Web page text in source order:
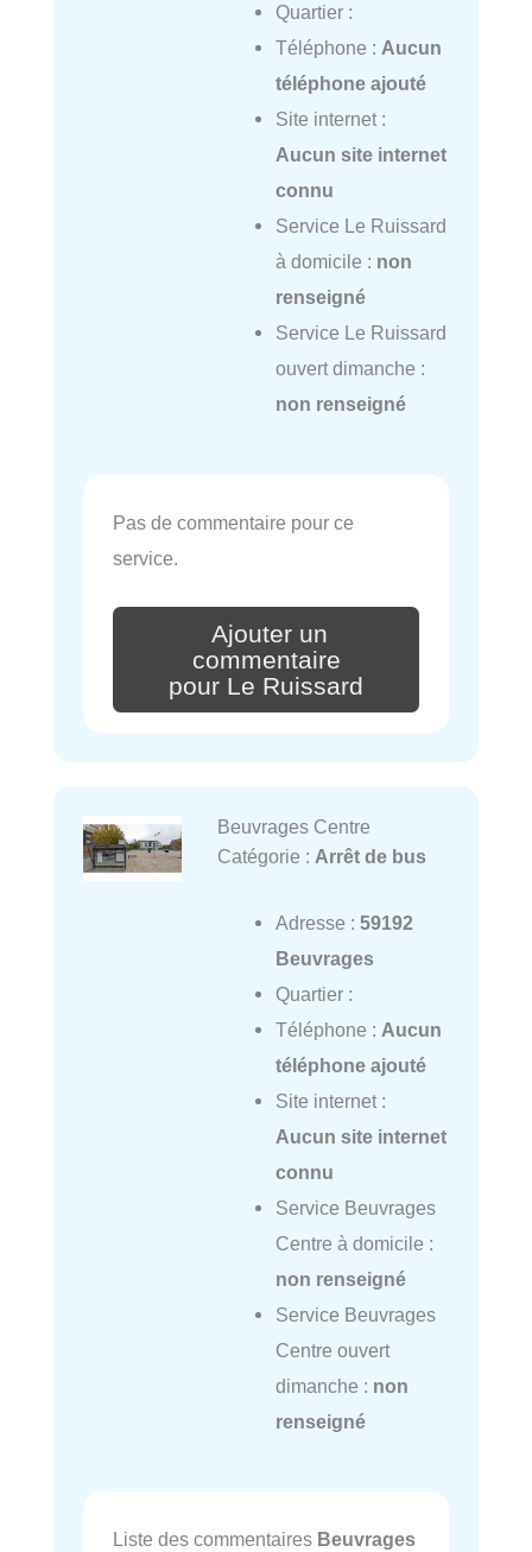
Quartier :
Téléphone : Aucun
téléphone ajouté
Site internet :
Aucun site internet
connu
Service Le Ruissard
à domicile : non
renseigné
Service Le Ruissard
ouvert dimanche :
non renseigné
Pas de commentaire pour ce
service.
Ajouter un
commentaire
pour Le Ruissard
Beuvrages Centre
Catégorie : Arrêt de bus
Adresse : 59192
Beuvrages
Quartier :
Téléphone : Aucun
téléphone ajouté
Site internet :
Aucun site internet
connu
Service Beuvrages
Centre à domicile :
non renseigné
Service Beuvrages
Centre ouvert
dimanche : non
renseigné
Liste des commentaires Beuvrages